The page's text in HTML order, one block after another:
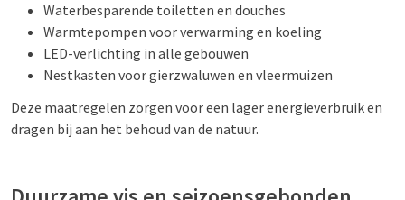
Waterbesparende toiletten en douches
Warmtepompen voor verwarming en koeling
LED-verlichting in alle gebouwen
Nestkasten voor gierzwaluwen en vleermuizen
Deze maatregelen zorgen voor een lager energieverbruik en
dragen bij aan het behoud van de natuur.